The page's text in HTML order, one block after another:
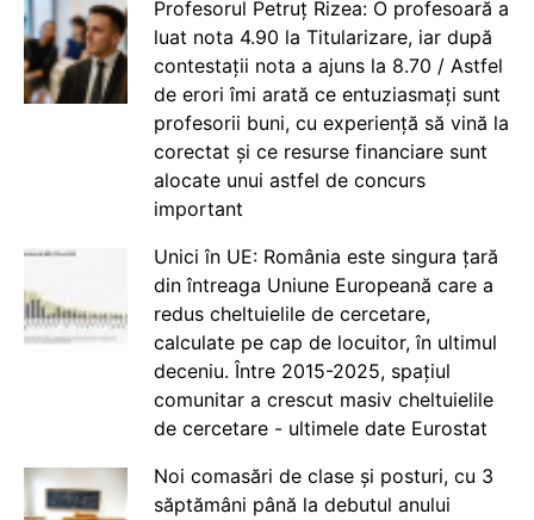
Profesorul Petruț Rizea: O profesoară a
luat nota 4.90 la Titularizare, iar după
contestații nota a ajuns la 8.70 / Astfel
de erori îmi arată ce entuziasmați sunt
profesorii buni, cu experiență să vină la
corectat și ce resurse financiare sunt
alocate unui astfel de concurs
important
Unici în UE: România este singura țară
din întreaga Uniune Europeană care a
redus cheltuielile de cercetare,
calculate pe cap de locuitor, în ultimul
deceniu. Între 2015-2025, spațiul
comunitar a crescut masiv cheltuielile
de cercetare - ultimele date Eurostat
Noi comasări de clase și posturi, cu 3
săptămâni până la debutul anului